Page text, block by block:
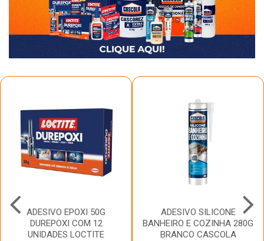
ADESIVO EPOXI 50G
DUREPOXI COM 12
UNIDADES LOCTITE
ADESIVO SILICONE
BANHEIRO E COZINHA 280G
BRANCO CASCOLA